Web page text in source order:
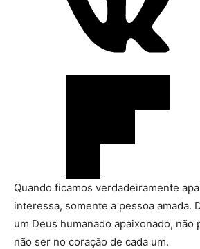
Quando ficamos verdadeiramente
interessa, somente a pessoa amada.
um Deus humanado apaixonado, não
não ser no coração de cada um.